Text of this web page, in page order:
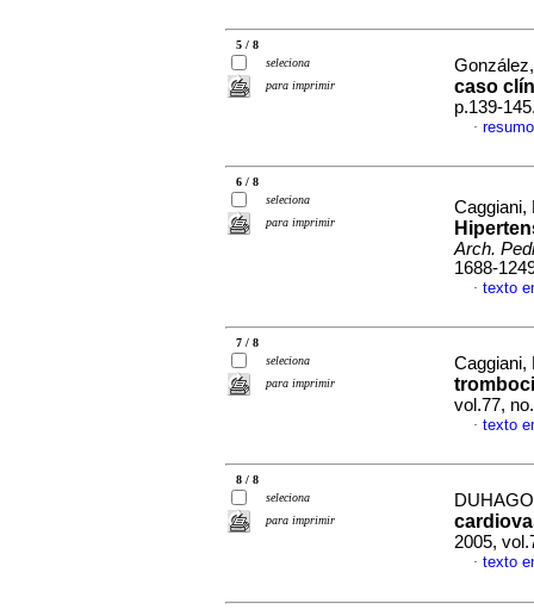
5 / 8
seleciona
para imprimir
caso
p.139-
·
6 / 8
seleciona
para imprimir
Caggiani,
Arch.
1688-
· texto
7 / 8
seleciona
para imprimir
Caggiani,
vol.77,
· texto
8 / 8
seleciona
para imprimir
2005,
· texto